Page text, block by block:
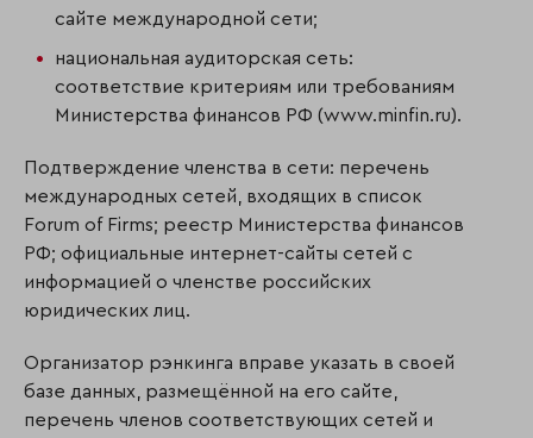
сайте международной сети;
национальная аудиторская сеть:
соответствие критериям или требованиям
Министерства финансов РФ (www.minfin.ru).
Подтверждение членства в сети: перечень
международных сетей, входящих в список
Forum of Firms; реестр Министерства финансов
РФ; официальные интернет-сайты сетей с
информацией о членстве российских
юридических лиц.
Организатор рэнкинга вправе указать в своей
базе данных, размещённой на его сайте,
перечень членов соответствующих сетей и